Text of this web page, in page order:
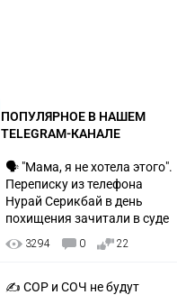
ПОПУЛЯРНОЕ В НАШЕМ
TELEGRAM-КАНАЛЕ
🗣 "Мама, я не хотела этого".
Переписку из телефона
Нурай Серикбай в день
похищения зачитали в суде
3294 0 22
✍️ СОР и СОЧ не будут